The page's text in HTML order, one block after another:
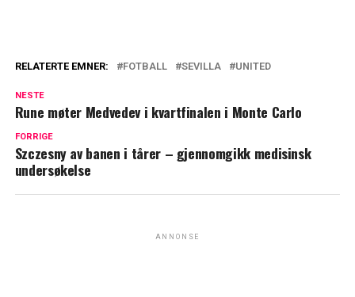
RELATERTE EMNER: FOTBALL SEVILLA UNITED
NESTE
Rune møter Medvedev i kvartfinalen i Monte Carlo
FORRIGE
Szczesny av banen i tårer – gjennomgikk medisinsk
undersøkelse
ANNONSE